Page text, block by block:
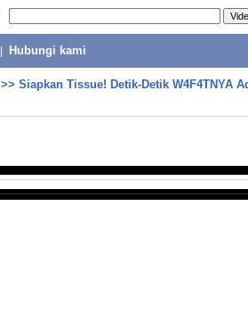
Hubungi kami
>> Siapkan Tissue! Detik-Detik W4F4TNYA